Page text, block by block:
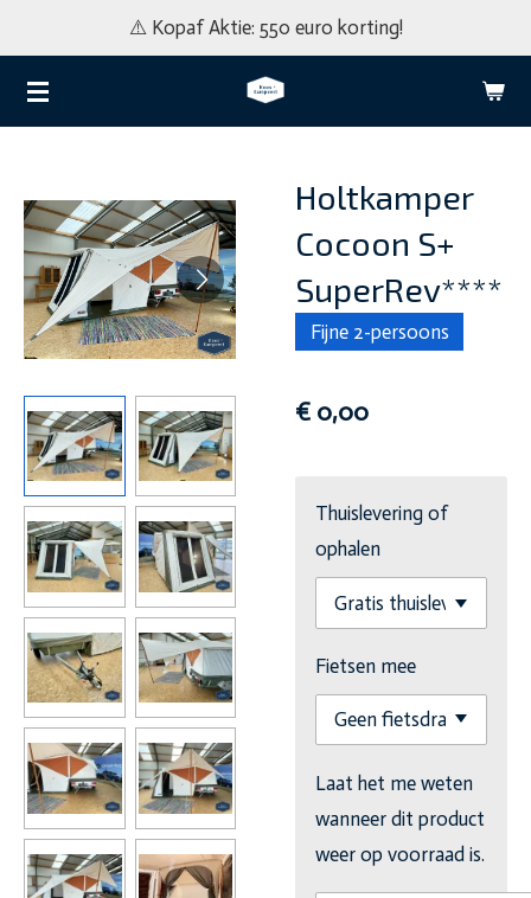
direct
naar
de
⚠️ Kopaf Aktie: 550 euro korting!
Holtkamper
Cocoon S+
SuperRev****
Fijne 2-persoons
€ 0,00
Thuislevering of
ophalen
Fietsen mee
Laat het me weten
wanneer dit product
weer op voorraad is.